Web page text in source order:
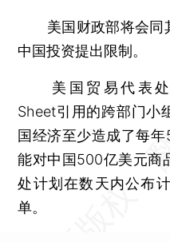
美国财政部将会同
中国投资提出限制。
美国贸易代表处
Sheet引用的跨部门小
国经济至少造成了每
能对中国500亿美元商
处计划在数天内公布
单。